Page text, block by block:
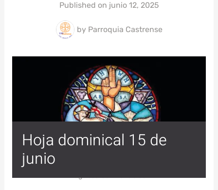
Published on junio 12, 2025
byParroquia Castrense
Hoja dominical 15 de
junio